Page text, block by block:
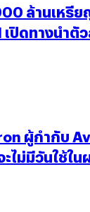
ล้านเหรี
ปิดทางนำตั
ผู้กำกับ
ไม่มีวันใช้ใน